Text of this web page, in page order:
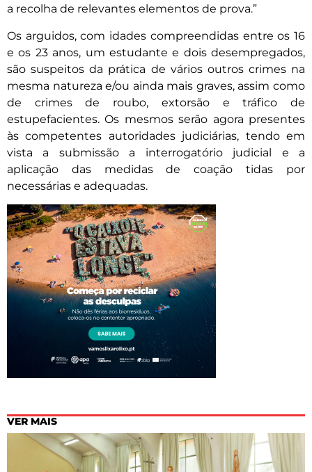
a recolha de relevantes elementos de prova.”
Os arguidos, com idades compreendidas entre os 16
e os 23 anos, um estudante e dois desempregados,
são suspeitos da prática de vários outros crimes na
mesma natureza e/ou ainda mais graves, assim como
de crimes de roubo, extorsão e tráfico de
estupefacientes. Os mesmos serão agora presentes
às competentes autoridades judiciárias, tendo em
vista a submissão a interrogatório judicial e a
aplicação das medidas de coação tidas por
necessárias e adequadas.
VER MAIS